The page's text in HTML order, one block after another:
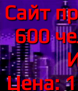
Сайт
600
Цена: